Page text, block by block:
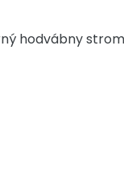
hodvábny